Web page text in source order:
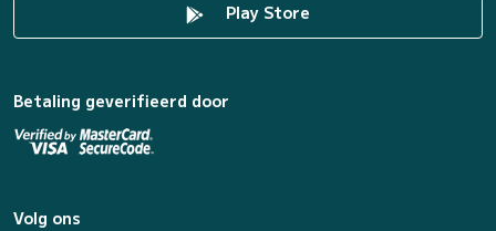
Play Store
Betaling geverifieerd door
Volg ons